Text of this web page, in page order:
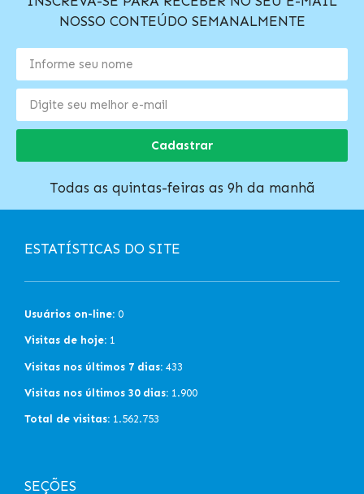
NOSSO CONTEÚDO SEMANALMENTE
Cadastrar
Todas as quintas-feiras as 9h da manhã
ESTATÍSTICAS DO SITE
Usuários on-line: 0
Visitas de hoje: 1
Visitas nos últimos 7 dias: 433
Visitas nos últimos 30 dias: 1.900
Total de visitas: 1.562.753
SEÇÕES